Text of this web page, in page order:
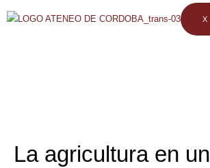
X
La agricultura en un